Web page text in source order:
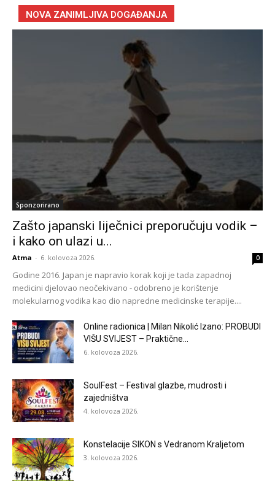
NOVA ZANIMLJIVA DOGAĐANJA
Sponzorirano
Zašto japanski liječnici preporučuju vodik –
i kako on ulazi u...
Atma - 6. kolovoza 2026. 0
Godine 2016. Japan je napravio korak koji je tada zapadnoj
medicini djelovao neočekivano - odobreno je korištenje
molekularnog vodika kao dio napredne medicinske terapije....
Online radionica | Milan Nikolić Izano: PROBUDI
VIŠU SVIJEST – Praktične...
6. kolovoza 2026.
SoulFest – Festival glazbe, mudrosti i
zajedništva
4. kolovoza 2026.
Konstelacije SIKON s Vedranom Kraljetom
3. kolovoza 2026.